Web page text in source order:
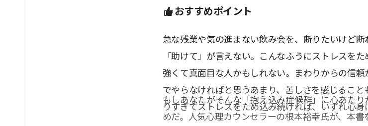
おすすめポイント
急な残業や気の進まない飲み会を、断りたいけど
「助けて」が言えない。こんなふうにストレスを
強くて真面目な人かもしれない。まわりからの信頼
でやらなければと思うあまり、苦しさを感じるこ
りすぎてストレスをため込み続ければ、いずれ心身
もしあなたがそんな「抱え込み症候群」に心あた
めだ。人気心理カウンセラーの根本裕幸氏が、本